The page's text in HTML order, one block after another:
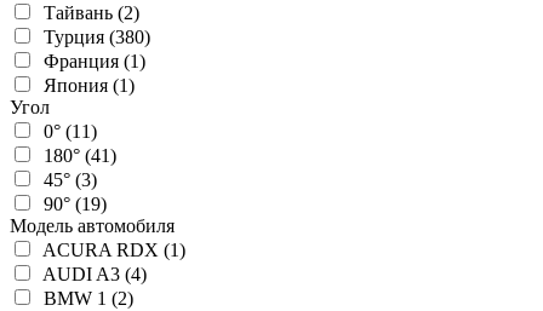
Тайвань (2)
Турция (380)
Франция (1)
Япония (1)
Угол
0° (11)
180° (41)
45° (3)
90° (19)
Модель автомобиля
ACURA RDX (1)
AUDI A3 (4)
BMW 1 (2)